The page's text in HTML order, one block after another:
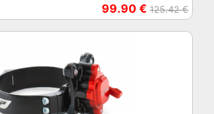
99.90 € 125.42 €